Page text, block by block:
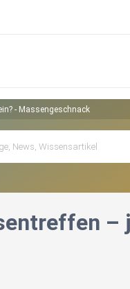
- Massengeschnack
–